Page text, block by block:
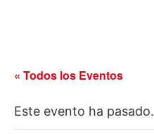
« Todos los Eventos
Este evento ha pasado.